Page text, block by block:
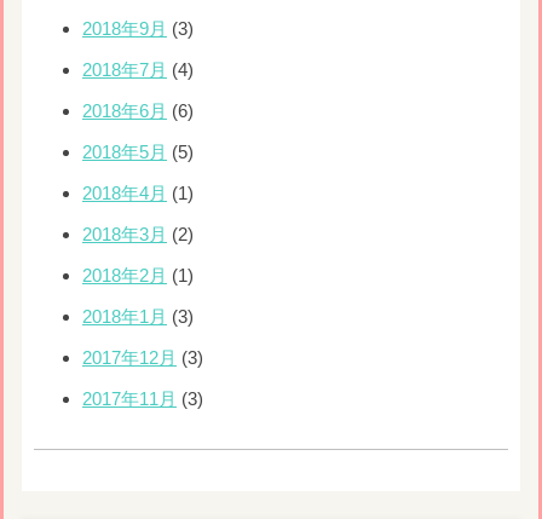
2018年9月 (3)
2018年7月 (4)
2018年6月 (6)
2018年5月 (5)
2018年4月 (1)
2018年3月 (2)
2018年2月 (1)
2018年1月 (3)
2017年12月 (3)
2017年11月 (3)